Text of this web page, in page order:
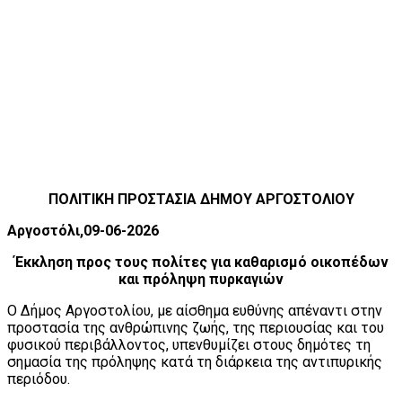
ΠΟΛΙΤΙΚΗ ΠΡΟΣΤΑΣΙΑ ΔΗΜΟΥ ΑΡΓΟΣΤΟΛΙΟΥ
Αργοστόλι,09-06-2026
Έκκληση προς τους πολίτες για καθαρισμό οικοπέδων
και πρόληψη πυρκαγιών
Ο Δήμος Αργοστολίου, με αίσθημα ευθύνης απέναντι στην
προστασία της ανθρώπινης ζωής, της περιουσίας και του
φυσικού περιβάλλοντος, υπενθυμίζει στους δημότες τη
σημασία της πρόληψης κατά τη διάρκεια της αντιπυρικής
περιόδου.